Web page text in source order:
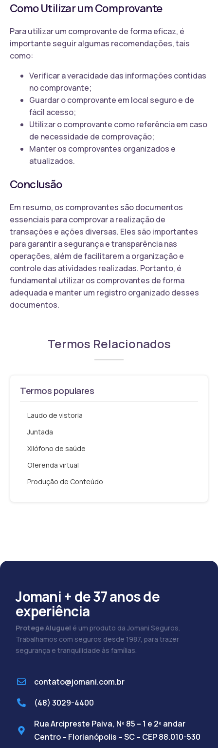
Como Utilizar um Comprovante
Para utilizar um comprovante de forma eficaz, é
importante seguir algumas recomendações, tais
como:
Verificar a veracidade das informações contidas
no comprovante;
Guardar o comprovante em local seguro e de
fácil acesso;
Utilizar o comprovante como referência em caso
de necessidade de comprovação;
Manter os comprovantes organizados e
atualizados.
Conclusão
Em resumo, os comprovantes são documentos
essenciais para comprovar a realização de
transações e ações diversas. Eles são importantes
para garantir a segurança e transparência nas
operações, além de facilitarem a organização e
controle das atividades realizadas. Portanto, é
fundamental utilizar os comprovantes de forma
adequada e manter um registro organizado desses
documentos.
Termos Relacionados
Termos populares
Laudo de vistoria
Juntada
Xilófono de saúde
Oferenda virtual
Produção de Conteúdo
Jomani + de 37 anos de
experiência
Protege Aluguel é um produto da Jomani Seguros.
Trabalhamos com seguros desde 1987, para trazer
segurança e tranquilidade às famílias.
contato@jomani.com.br
(48) 3029-4400
Rua Arcipreste Paiva, Nº 85 – 1 e 2º andar
Centro – Florianópolis – SC – CEP 88.010-530